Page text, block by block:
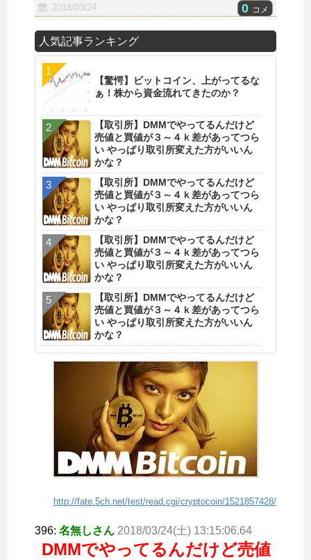
2018/03/24 0 コメ
人気記事ランキング
【驚愕】ビットコイン、上がってるな
ぁ！株から資金流れてきたのか？
【取引所】DMMでやってるんだけど
売値と買値が３～４ｋ差があってつら
い やっぱり取引所変えた方がいいん
かな？
【取引所】DMMでやってるんだけど
売値と買値が３～４ｋ差があってつら
い やっぱり取引所変えた方がいいん
かな？
【取引所】DMMでやってるんだけど
売値と買値が３～４ｋ差があってつら
い やっぱり取引所変えた方がいいん
かな？
【取引所】DMMでやってるんだけど
売値と買値が３～４ｋ差があってつら
い やっぱり取引所変えた方がいいん
かな？
http://fate.5ch.net/test/read.cgi/cryptocoin/1521857428/
396: 名無しさん 2018/03/24(土) 13:15:06.64
DMMでやってるんだけど売値